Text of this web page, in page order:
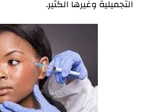
التجميلية وغيرها الكثير.